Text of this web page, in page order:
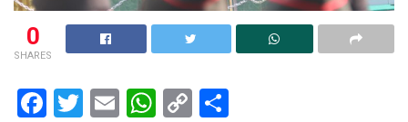
0
SHARES
F
T
E
W
C